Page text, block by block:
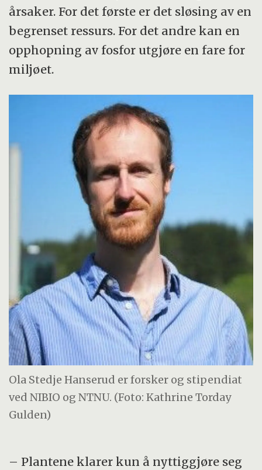
årsaker. For det første er det sløsing av en
begrenset ressurs. For det andre kan en
opphopning av fosfor utgjøre en fare for
miljøet.
Ola Stedje Hanserud er forsker og stipendiat
ved NIBIO og NTNU. (Foto: Kathrine Torday
Gulden)
– Plantene klarer kun å nyttiggjøre seg